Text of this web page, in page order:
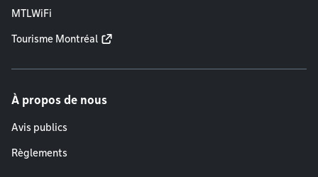
MTLWiFi
Tourisme Montréal
À propos de nous
Avis publics
Règlements